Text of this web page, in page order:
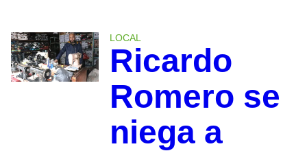
LOCAL
Ricardo
Romero se
niega a